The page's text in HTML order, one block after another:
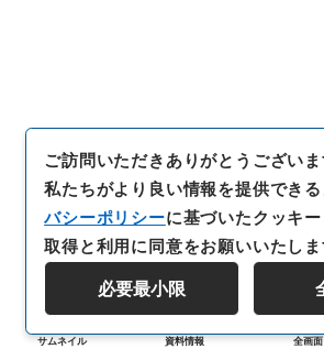
サムネイル 資料情報 全画面
ご訪問いただきありがとうございま
私たちがより良い情報を提供できる
バシーポリシーに基づいたクッキ
取得と利用に同意をお願いいたしま
必要最小限